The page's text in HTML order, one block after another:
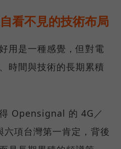
看不見的技術布局
用是一種感覺，但對電
時間與技術的長期累積
Opensignal 的 4G／
項台灣第一肯定，背後